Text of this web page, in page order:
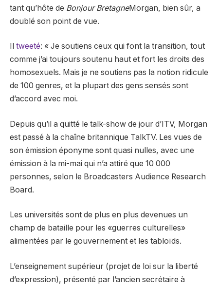
tant qu’hôte de Bonjour BretagneMorgan, bien sûr, a
doublé son point de vue.
tweeté: « Je soutiens ceux qui font la transition, tout
comme j’ai toujours soutenu haut et fort les droits des
homosexuels. Mais je ne soutiens pas la notion ridicule
de 100 genres, et la plupart des gens sensés sont
d’accord avec moi.
Depuis qu’il a quitté le talk-show de jour d’ITV, Morgan
est passé à la chaîne britannique TalkTV. Les vues de
son émission éponyme sont quasi nulles, avec une
émission à la mi-mai qui n’a attiré que 10 000
personnes, selon le Broadcasters Audience Research
Board.
Les universités sont de plus en plus devenues un
champ de bataille pour les «guerres culturelles»
alimentées par le gouvernement et les tabloïds.
L’enseignement supérieur (projet de loi sur la liberté
d’expression), présenté par l’ancien secrétaire à